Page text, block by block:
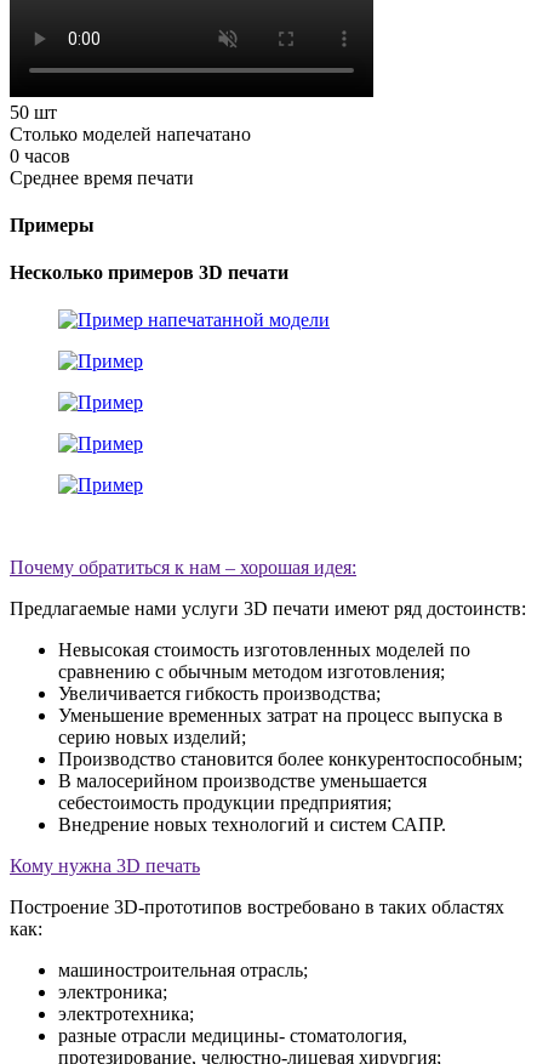
50 шт
Столько моделей напечатано
0 часов
Среднее время печати
Примеры
Несколько примеров 3D печати
Почему обратиться к нам – хорошая идея:
Предлагаемые нами услуги 3D печати имеют ряд достоинств:
Невысокая стоимость изготовленных моделей по
сравнению с обычным методом изготовления;
Увеличивается гибкость производства;
Уменьшение временных затрат на процесс выпуска в
серию новых изделий;
Производство становится более конкурентоспособным;
В малосерийном производстве уменьшается
себестоимость продукции предприятия;
Внедрение новых технологий и систем САПР.
Кому нужна 3D печать
Построение 3D-прототипов востребовано в таких областях
как:
машиностроительная отрасль;
электроника;
электротехника;
разные отрасли медицины- стоматология,
протезирование, челюстно-лицевая хирургия;